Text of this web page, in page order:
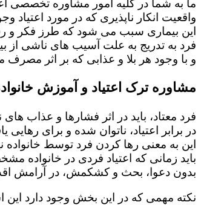
ما به شما در کلیه امور مشاوره تخصصی
واقعیت انکار ناپذیری که در مورد اعتیاد
این بیماری سبب می شود که طرز فکر و
فرد به تدریج به علت آسیب های ناشی از
و با وجود هر بلا و عذابی که بر اثر مصرف
مشاوره ترک اعتیاد و آموزش
فرد معتاد، باید در اثر فشارها و عذاب
در برابر اعتیاد، ناتوان شده و برای
این به معنی رها کردن فرد توسط
باید زمانی که اعتیاد فردی در خانواده
بدون دعوا، بحث و کشکمش، در آرامش
نکته مهمی که در این بخش وجود دارد